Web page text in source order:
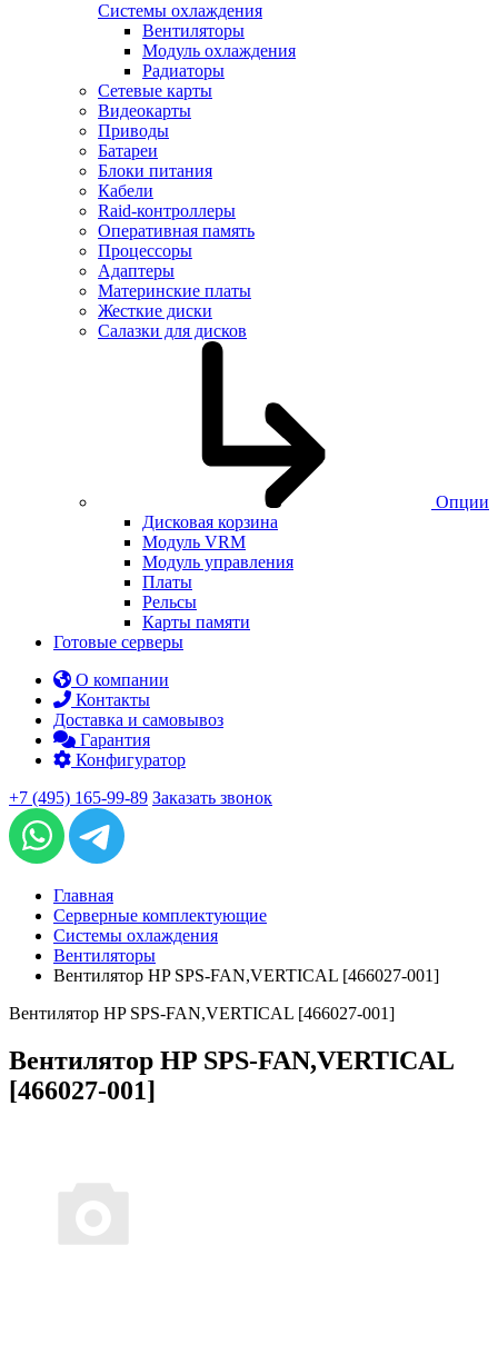
Системы охлаждения
Вентиляторы
Модуль охлаждения
Радиаторы
Сетевые карты
Видеокарты
Приводы
Батареи
Блоки питания
Кабели
Raid-контроллеры
Оперативная память
Процессоры
Адаптеры
Материнские платы
Жесткие диски
Салазки для дисков
Опции
Дисковая корзина
Модуль VRM
Модуль управления
Платы
Рельсы
Карты памяти
Готовые серверы
О компании
Контакты
Доставка и самовывоз
Гарантия
Конфигуратор
+7 (495) 165-99-89 Заказать звонок
Главная
Серверные комплектующие
Системы охлаждения
Вентиляторы
Вентилятор HP SPS-FAN,VERTICAL [466027-001]
Вентилятор HP SPS-FAN,VERTICAL [466027-001]
Вентилятор HP SPS-FAN,VERTICAL
[466027-001]